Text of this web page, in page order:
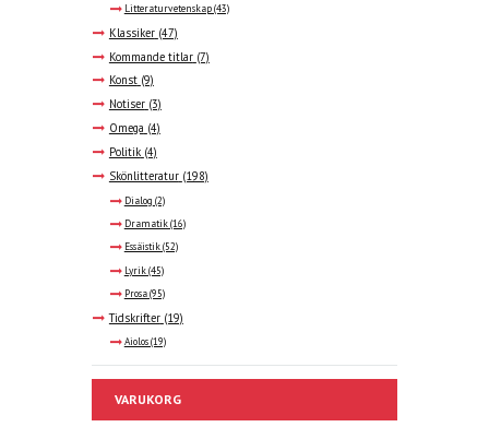
Litteraturvetenskap(43)
Klassiker (47)
Kommande titlar (7)
Konst (9)
Notiser (3)
Omega (4)
Politik (4)
Skönlitteratur (198)
Dialog (2)
Dramatik(16)
Essäistik(52)
Lyrik(45)
Prosa(95)
Tidskrifter (19)
Aiolos(19)
VARUKORG